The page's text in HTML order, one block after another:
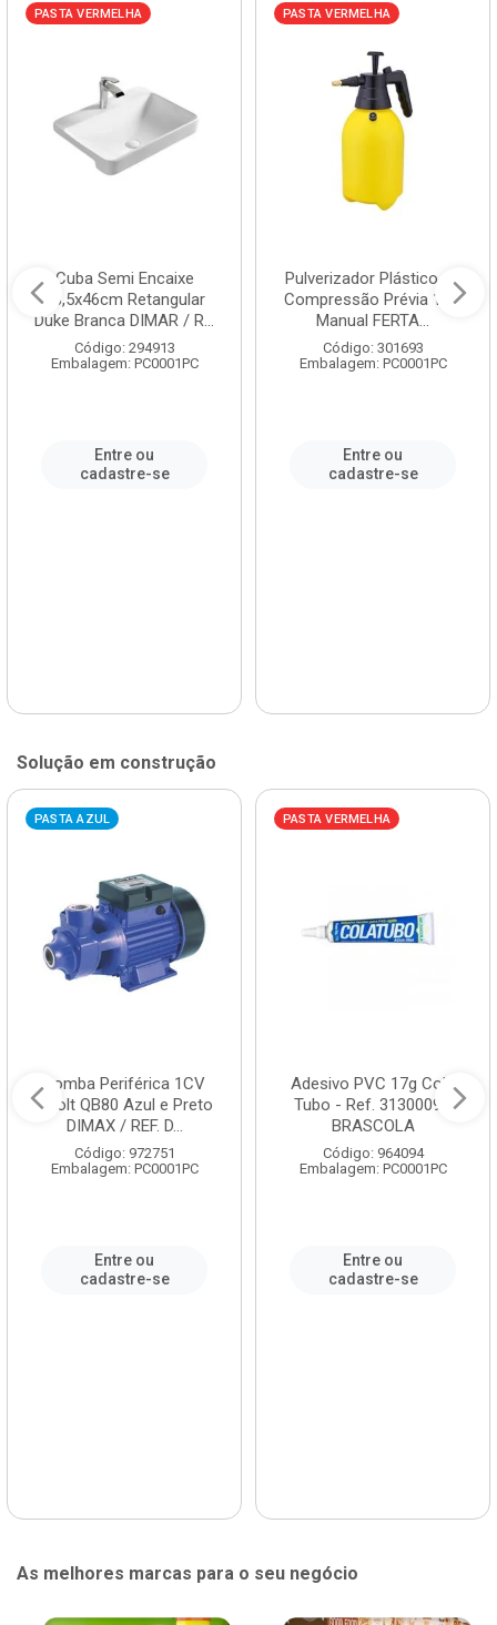
PASTA VERMELHA
Cuba Semi Encaixe
58,5x46cm Retangular
Duke Branca DIMAR / R...
Código: 294913
Embalagem: PC0001PC
Entre ou
cadastre-se
PASTA VERMELHA
Pulverizador Plástico de
Compressão Prévia 1,5L
Manual FERTA...
Código: 301693
Embalagem: PC0001PC
Entre ou
cadastre-se
Solução em construção
PASTA AZUL
Bomba Periférica 1CV
Bivolt QB80 Azul e Preto
DIMAX / REF. D...
Código: 972751
Embalagem: PC0001PC
Entre ou
cadastre-se
PASTA VERMELHA
Adesivo PVC 17g Cola
Tubo - Ref. 3130009 -
BRASCOLA
Código: 964094
Embalagem: PC0001PC
Entre ou
cadastre-se
As melhores marcas para o seu negócio